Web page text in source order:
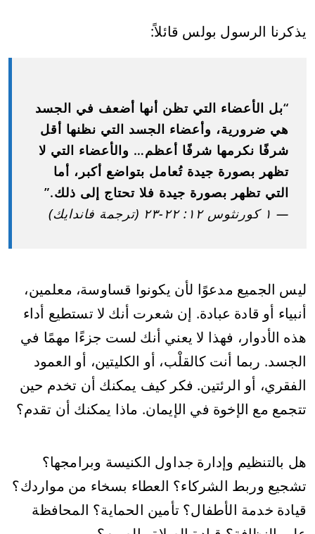
يذكرنا الرسول بولس قائلاً:
“بل الأعضاء التي تظن أنها أضعف في الجسد
هي ضرورية، وأعضاء الجسد التي نظنها أقل
شرفًا نكرمها شرفًا أعظم… والأعضاء التي لا
تظهر بصورة جيدة تُعامل بتواضع أكبر، أما
التي تظهر بصورة جيدة فلا تحتاج إلى ذلك.”
— ١ كورنثوس ١٢: ٢٢-٢٣ (ترجمة فاندايك)
ليس الجميع مدعوًا لأن يكونوا قساوسة، معلمين،
أنبياء أو قادة عبادة. إن شعرت أنك لا تستطيع أداء
هذه الأدوار، فهذا لا يعني أنك لست جزءًا مهمًا في
الجسد. ربما أنت كالقلْب، أو الكليتين، أو العمود
الفقري، أو الرئتين. فكر كيف يمكنك أن تخدم حين
تتجمع مع الإخوة في الإيمان. ماذا يمكنك أن تقدم؟
هل بالتنظيم وإدارة جداول الكنيسة وبرامجها؟
تشجيع وربط الشركاء؟ العطاء بسخاء من مواردك؟
قيادة خدمة الأطفال؟ تأمين الحماية؟ المحافظة